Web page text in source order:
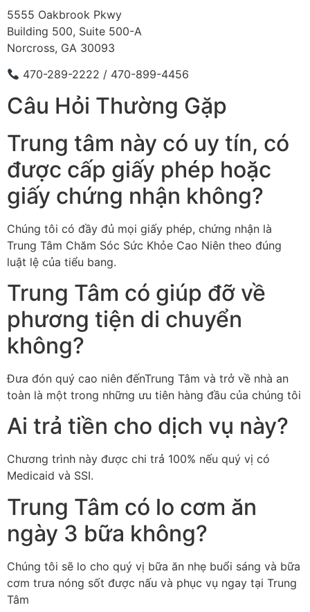
5555 Oakbrook Pkwy
Building 500, Suite 500-A
Norcross, GA 30093
470-289-2222 / 470-899-4456
Câu Hỏi Thường Gặp
Trung tâm này có uy tín, có
được cấp giấy phép hoặc
giấy chứng nhận không?
Chúng tôi có đầy đủ mọi giấy phép, chứng nhận là
Trung Tâm Chăm Sóc Sức Khỏe Cao Niên theo đúng
luật lệ của tiểu bang.
Trung Tâm có giúp đỡ về
phương tiện di chuyển
không?
Đưa đón quý cao niên đếnTrung Tâm và trở về nhà an
toàn là một trong những ưu tiên hàng đầu của chúng tôi
Ai trả tiền cho dịch vụ này?
Chương trình này được chi trả 100% nếu quý vị có
Medicaid và SSI.
Trung Tâm có lo cơm ăn
ngày 3 bữa không?
Chúng tôi sẽ lo cho quý vị bữa ăn nhẹ buổi sáng và bữa
cơm trưa nóng sốt được nấu và phục vụ ngay tại Trung
Tâm